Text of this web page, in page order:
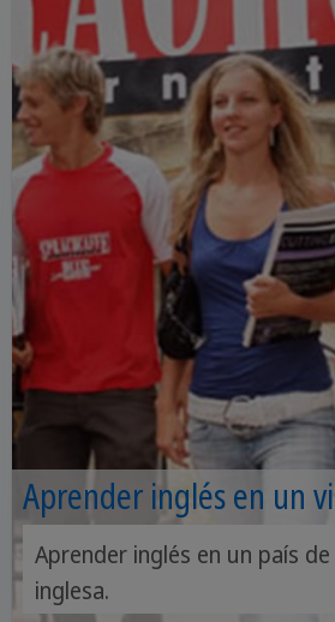
Aprender inglés en un
idiomas
Aprender inglés en un país
inglesa.